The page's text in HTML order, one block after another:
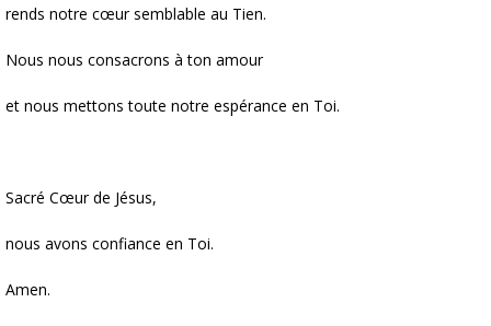
rends notre cœur semblable au Tien.
Nous nous consacrons à ton amour
et nous mettons toute notre espérance en Toi.
Sacré Cœur de Jésus,
nous avons confiance en Toi.
Amen.